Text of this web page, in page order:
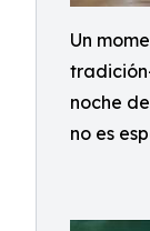
Un
noche
no es